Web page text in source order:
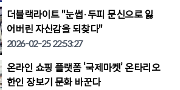
더블랙라이트 "눈썹·두피 문신으로 잃
어버린 자신감을 되찾다"
2026-02-25 22:53:27
온라인 쇼핑 플랫폼 ‘국제마켓’ 온타리오
한인 장보기 문화 바꾼다